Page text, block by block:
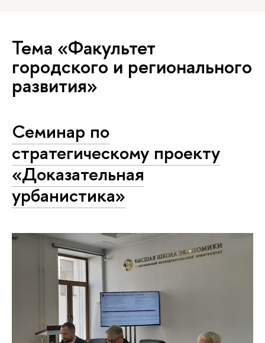
Тема «Факультет
городского и регионального
развития»
Семинар по
стратегическому проекту
«Доказательная
урбанистика»